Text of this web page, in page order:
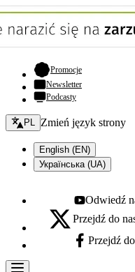
Promocje- otwiera się w
Newsletter
Podcasty
Zmień język - bieżący:
PL Zmień język strony
English (EN)
Українська (UA)
Youtube -
Odwiedź
X - otwiera się w nowej
Przejdź do
Facebook -
Przejdź